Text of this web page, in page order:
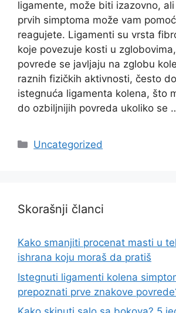
ligamente, može biti izazovno,
prvih simptoma može vam
reagujete. Ligamenti su vrsta
koje povezuje kosti u
povrede se javljaju na zglobu
raznih fizičkih aktivnosti, često
istegnuća ligamenta kolena, što
do ozbiljnijih povreda ukoliko se
Categories
Uncategorized
Skorašnji članci
Kako smanjiti procenat masti u
ishrana koju moraš da pratiš
Istegnuti ligamenti kolena
prepoznati prve znakove